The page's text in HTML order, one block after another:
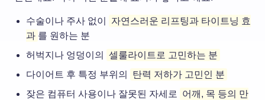
수술이나 주사 없이
자연스러운 리프팅과 타이트닝 효
과 를 원하는 분
허벅지나 엉덩이의
셀룰라이트로 고민하는 분
다이어트 후 특정 부위의
탄력 저하가 고민인 분
잦은 컴퓨터 사용이나 잘못된 자세로
어깨, 목 등의 만